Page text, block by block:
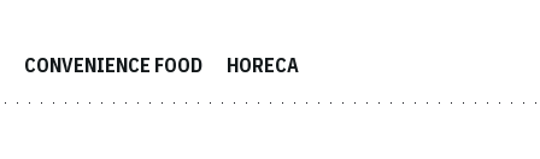
CONVENIENCE FOOD HORECA